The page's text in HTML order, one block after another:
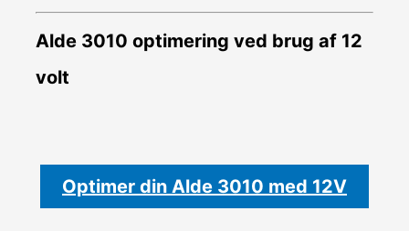
Alde 3010 optimering ved brug af 12
volt
Optimer din Alde 3010 med 12V